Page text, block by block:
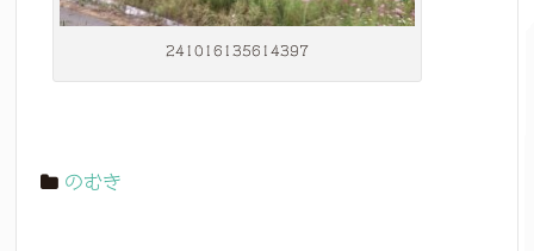
241016135614397
のむき